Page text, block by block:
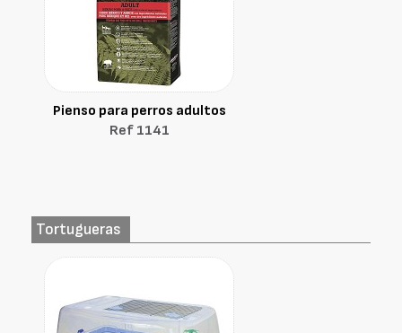
Pienso para perros adultos
Ref 1141
Tortugueras